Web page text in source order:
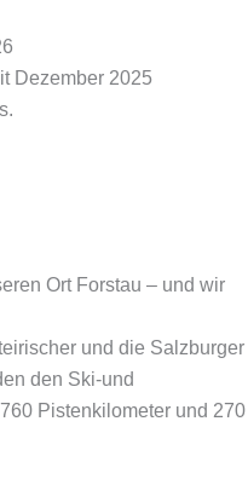
Dezember 2025
Ort Forstau – und wir
und die Salzburger
den Ski-und
Pistenkilometer und 270